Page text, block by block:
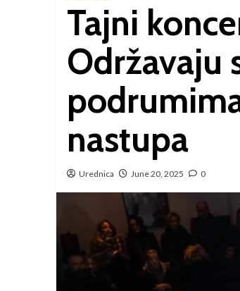
Tajni
Održavaju
nastupa
Urednica June 20, 2025 0